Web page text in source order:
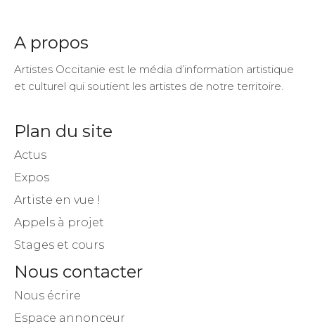
A propos
Artistes Occitanie est le média d’information artistique
et culturel qui soutient les artistes de notre territoire.
Plan du site
Actus
Expos
Artiste en vue !
Appels à projet
Stages et cours
Nous contacter
Nous écrire
Espace annonceur